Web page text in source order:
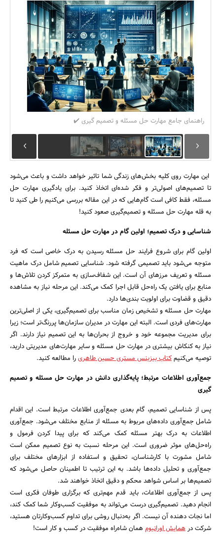
بانک، بیمه و سرمایه
مسکن و ساختمان
راهنمای جامع مهارت حل مسئله و تصمیم گیری ✔️
این مهارت روی کلیه بخش‌های زندگی شما تاثیر خواهد داشت و باعث می‌شود
تا تصمیم‌های اصولی‌تر و فکر شده‌‌ای اتخاذ کنید. برای یادگیری مهارت حل
مسئله، فقط کافی است گام‌هایی که در این مقاله بررسی می‌کنیم را طی کنید تا
به قله مهارت حل مسئله و تصمیم‌گیری صعود کنید!
شناسایی و درک تصمیم؛ اولین گام در مهارت حل مسئله
اولین گام برای شروع فرایند حل مسئله رسیدن به درک خاصی است که فرد
متوجه می‌شود باید تصمیمی گرفته شود. شناسایی تصمیم شامل درک ماهیت
مسئله و تعریف مرزهای آن است. این شفاف‌سازی به متمرکز کردن تلاش‌ها و
منابع برای یافتن یک راه‌حل قابل اجرا کمک می‌کند. این مرحله نیاز به مشاهده
دقیق و قضاوت برای اولویت بندی‌ها دارد.
مهارت حل مسئله و تشخیص زمان مناسب برای تصمیم‌گیری، یکی از اصلی‌ترین
مهارت‌های فردی است. البته این مهارت در مدیران سازمان‌ها پررنگ‌تر است؛ زیرا
برای مدیریت مجموعه خود و خروج از بحران‌ها به این تصمیم نیاز دارند. اگر
نیاز به کنکاش بیشتری در مهارت حل مسئله و سایر مهارت‌های مدیریتی دارید،
توصیه می‌کنیمکتاب بیزینس مستری حسین طاهریرا مطالعه کنید.
جمع‌آوری اطلاعات مرتبط؛ پایه‌گذاری دانش در مهارت حل مسئله و تصمیم
گیری
پس از شناسایی تصمیم، گام بعدی جمع‌آوری اطلاعات مرتبط است. این اقدام
شامل جمع‌آوری داده‌های مربوط به مسئله از منابع مختلف می‌شود. جمع‌آوری
اطلاعات به درک بهتر مسئله کمک می‌کند که برای پیدا کردن فرمول و
راه‌حل‌های موثر ضروری است. این مرحله نسبت به نوع تصمیم ممکن است
شامل مشورت با کارشناسان، تحقیق و استفاده از ابزارهای مختلف برای
جمع‌آوری و تحلیل داده‌ها باشد. به این ترتیب تا اطمینان حاصل می‌شود که
تصمیم‌ها بر اساس شواهد محکم و دقیق اتخاذ خواهند شد.
پس از جمع‌آوری اطلاعات، باید قدم مهم‌تری که برگزاری طوفان فکری است
انجام دهید. تصمیم‌گیری درست می‌تواند به موفقیت کسب‌وکار شما کمک کند،
اما نجات دهنده آن نیست. اگر به‌دنبال روشی برای تداوم کسب‌وکارتان هستید،
شرکت درهمایش اورانیوم همان شاه‌راه موفقیت در کسب‌ و کار است!